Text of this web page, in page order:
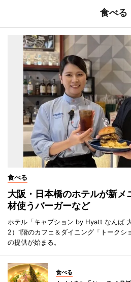
食べる
食べる
大阪・日本橋のホテルが新
材使うバーガーなど
ホテル「キャプション by Hyatt なんば
2）1階のカフェ＆ダイニング「トークシ
の提供が始まる。
食べる